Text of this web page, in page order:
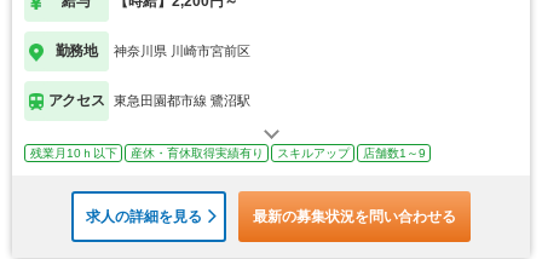
勤務地 神奈川県 川崎市宮前区
アクセス 東急田園都市線 鷺沼駅
残業月10ｈ以下 産休・育休取得実績有り スキルアップ 店舗数1～9
求人の詳細を見る 最新の募集状況を問い合わせる